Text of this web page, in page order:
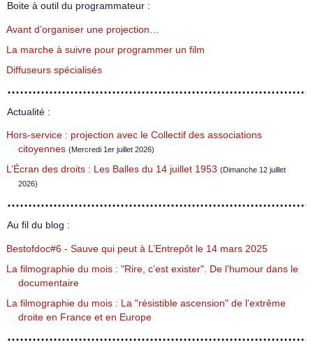
Boite à outil du programmateur :
Avant d’organiser une projection…
La marche à suivre pour programmer un film
Diffuseurs spécialisés
Actualité :
Hors-service : projection avec le Collectif des associations
citoyennes (Mercredi 1er juillet 2026)
L’Écran des droits : Les Balles du 14 juillet 1953 (Dimanche 12 juillet
2026)
Au fil du blog :
Bestofdoc#6 - Sauve qui peut à L’Entrepôt le 14 mars 2025
La filmographie du mois : "Rire, c’est exister". De l’humour dans le
documentaire
La filmographie du mois : La "résistible ascension" de l’extrême
droite en France et en Europe